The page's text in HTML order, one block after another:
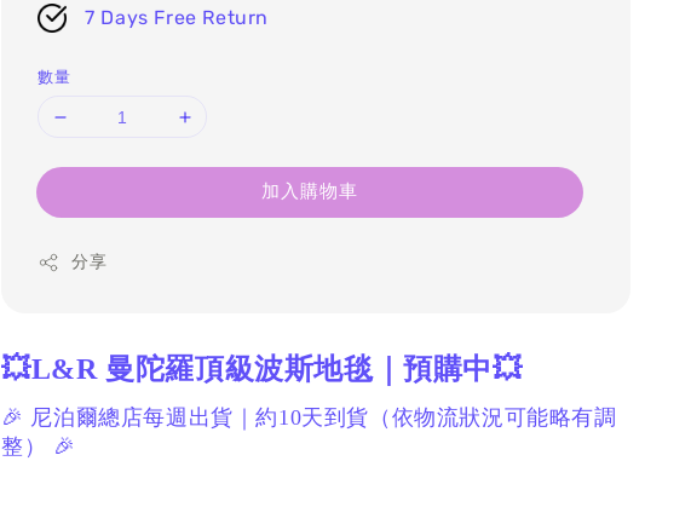
7 Days Free Return
數量
加入購物車
分享
💥L&R 曼陀羅頂級波斯地毯｜預購中💥
🎉 尼泊爾總店每週出貨｜約10天到貨（依物流狀況可能略有調
整） 🎉